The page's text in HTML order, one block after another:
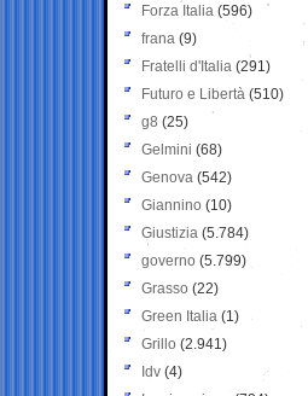
Forza Italia (596)
frana (9)
Fratelli d'Italia (291)
Futuro e Libertà (510)
g8 (25)
Gelmini (68)
Genova (542)
Giannino (10)
Giustizia (5.784)
governo (5.799)
Grasso (22)
Green Italia (1)
Grillo (2.941)
Idv (4)